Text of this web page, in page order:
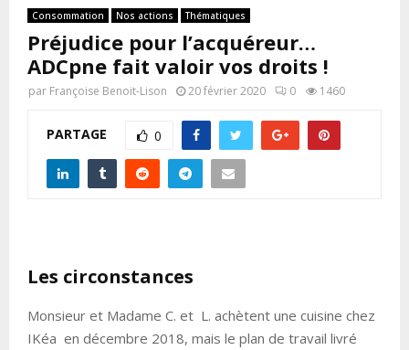
Consommation Nos actions Thématiques
Préjudice pour l’acquéreur…
ADCpne fait valoir vos droits !
par Françoise Benoit-Lison 20 février 2020 0 1460
PARTAGE 0
Les circonstances
Monsieur et Madame C. et L. achètent une cuisine chez
IKéa en décembre 2018, mais le plan de travail livré